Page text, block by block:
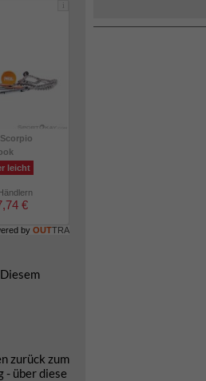
i
leicht
€
by OUTTRA
zurück zum
- über diese